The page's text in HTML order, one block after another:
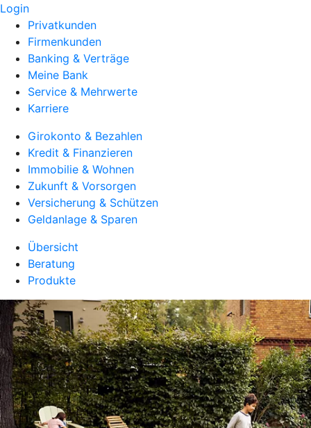
Login
Privatkunden
Firmenkunden
Banking & Verträge
Meine Bank
Service & Mehrwerte
Karriere
Girokonto & Bezahlen
Kredit & Finanzieren
Immobilie & Wohnen
Zukunft & Vorsorgen
Versicherung & Schützen
Geldanlage & Sparen
Übersicht
Beratung
Produkte